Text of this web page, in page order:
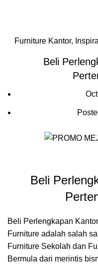
Furniture Kantor,
Beli
Beli
Beli Perlengkapan
Furniture adalah salah
Furniture Sekolah dan
Bermula dari merintis